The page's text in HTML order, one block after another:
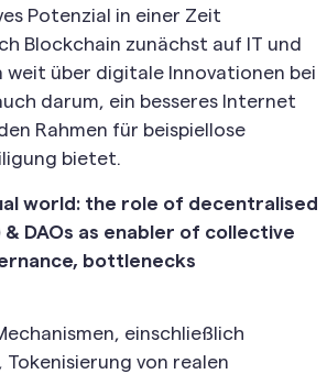
Potenzial in einer Zeit
Blockchain zunächst auf IT und
über digitale Innovationen bei
darum, ein besseres Internet
Rahmen für beispiellose
bietet.
world: the role of decentralised
DAOs as enabler of collective
bottlenecks
einschließlich
von realen